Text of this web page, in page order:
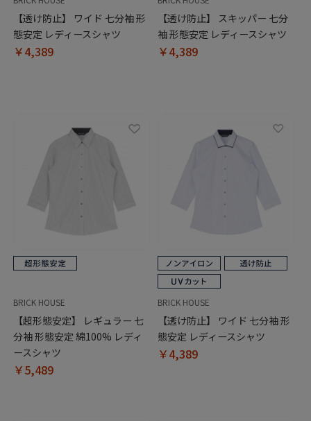
【透け防止】 ワイド 七分袖 形
態安定 レディースシャツ
￥4,389
【透け防止】 スキッパー 七分
袖 形態安定 レディースシャツ
￥4,389
BRICK HOUSE
【超形態安定】 レギュラー 七
分袖 形態安定 綿100% レディ
ースシャツ
￥5,489
BRICK HOUSE
【透け防止】 ワイド 七分袖 形
態安定 レディースシャツ
￥4,389